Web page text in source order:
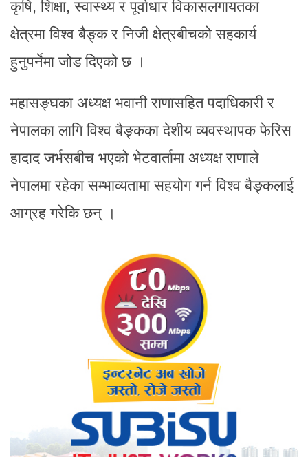
कृषि, शिक्षा, स्वास्थ्य र पूर्वाधार विकासलगायतका
क्षेत्रमा विश्व बैङ्क र निजी क्षेत्रबीचको सहकार्य
हुनुपर्नेमा जोड दिएको छ ।
महासङ्घका अध्यक्ष भवानी राणासहित पदाधिकारी र
नेपालका लागि विश्व बैङ्कका देशीय व्यवस्थापक फेरिस
हादाद जर्भसबीच भएको भेटवार्तामा अध्यक्ष राणाले
नेपालमा रहेका सम्भाव्यतामा सहयोग गर्न विश्व बैङ्कलाई
आग्रह गरेकि छन् ।